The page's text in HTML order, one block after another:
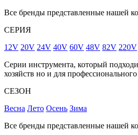
Все бренды представленные нашей
СЕРИЯ
12V 20V 24V 40V 60V 48V 82V 220V
Серии инструмента, который
хозяйств но и для
СЕЗОН
Весна Лето Осень Зима
Все бренды представленные нашей